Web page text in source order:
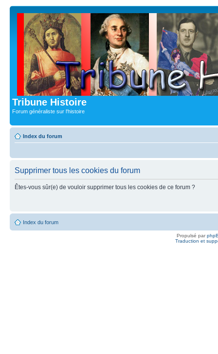
Tribune Histoire
Forum généraliste sur l'histoire
Index du forum
Supprimer tous les cookies du forum
Êtes-vous sûr(e) de vouloir supprimer tous les cookies de ce forum ?
Index du forum
Propulsé par
Traduction et